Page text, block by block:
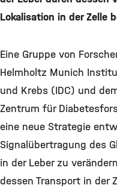
Lokalisation in der Zelle
Eine Gruppe von
Helmholtz Munich
und Krebs (IDC) und
Zentrum für
eine neue Strategie
Signalübertragung des
in der Leber zu
dessen Transport in der